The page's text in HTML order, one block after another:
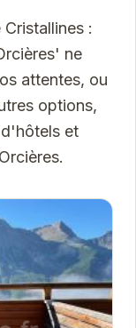
:
ne
attentes, ou
options,
et